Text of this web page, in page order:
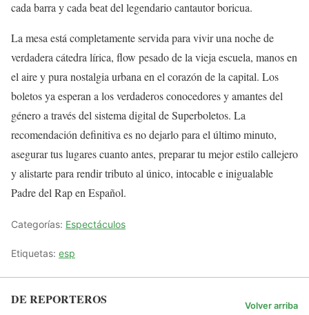
cada barra y cada beat del legendario cantautor boricua.
La mesa está completamente servida para vivir una noche de
verdadera cátedra lírica, flow pesado de la vieja escuela, manos en
el aire y pura nostalgia urbana en el corazón de la capital. Los
boletos ya esperan a los verdaderos conocedores y amantes del
género a través del sistema digital de Superboletos. La
recomendación definitiva es no dejarlo para el último minuto,
asegurar tus lugares cuanto antes, preparar tu mejor estilo callejero
y alistarte para rendir tributo al único, intocable e inigualable
Padre del Rap en Español.
Categorías: Espectáculos
Etiquetas: esp
DE REPORTEROS Volver arriba